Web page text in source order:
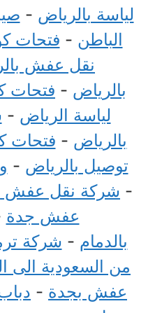
لياسة بالرياض -
الباطن - فتحات
نقل عفش
بالرياض - فتحات
لياسة الرياض -
بالرياض - فتحات
توصيل بالرياض -
- شركة نقل عفش
عفش جدة
بالدمام - شركة
من السعودية الى
عفش بجدة -